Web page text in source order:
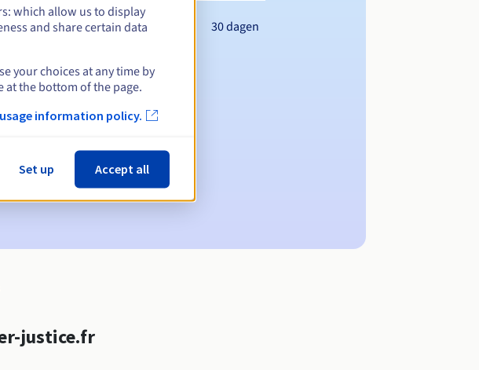
30 dagen
te melden
justice.fr
which allow us to display
and share certain data
your choices at any time by
at the bottom of the page.
information policy.
Set up Accept all